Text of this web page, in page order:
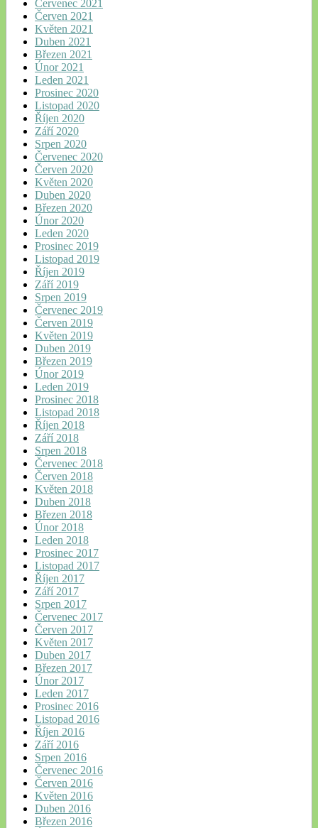
Červenec 2021
Červen 2021
Květen 2021
Duben 2021
Březen 2021
Únor 2021
Leden 2021
Prosinec 2020
Listopad 2020
Říjen 2020
Září 2020
Srpen 2020
Červenec 2020
Červen 2020
Květen 2020
Duben 2020
Březen 2020
Únor 2020
Leden 2020
Prosinec 2019
Listopad 2019
Říjen 2019
Září 2019
Srpen 2019
Červenec 2019
Červen 2019
Květen 2019
Duben 2019
Březen 2019
Únor 2019
Leden 2019
Prosinec 2018
Listopad 2018
Říjen 2018
Září 2018
Srpen 2018
Červenec 2018
Červen 2018
Květen 2018
Duben 2018
Březen 2018
Únor 2018
Leden 2018
Prosinec 2017
Listopad 2017
Říjen 2017
Září 2017
Srpen 2017
Červenec 2017
Červen 2017
Květen 2017
Duben 2017
Březen 2017
Únor 2017
Leden 2017
Prosinec 2016
Listopad 2016
Říjen 2016
Září 2016
Srpen 2016
Červenec 2016
Červen 2016
Květen 2016
Duben 2016
Březen 2016